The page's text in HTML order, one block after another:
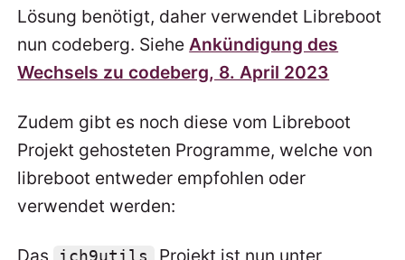
Lösung benötigt, daher verwendet Libreboot
nun codeberg. SieheAnkündigung des
Wechsels zu codeberg, 8. April 2023
Zudem gibt es noch diese vom Libreboot
Projekt gehosteten Programme, welche von
libreboot entweder empfohlen oder
verwendet werden:
Das ich9utils Projekt ist nun unter